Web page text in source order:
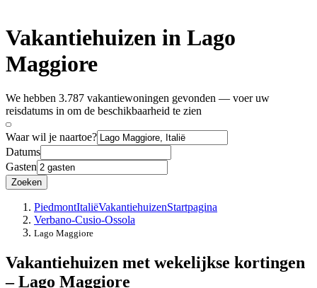
Vakantiehuizen in Lago
Maggiore
We hebben 3.787 vakantiewoningen gevonden — voer uw
reisdatums in om de beschikbaarheid te zien
Waar wil je naartoe?
Datums
Gasten
Zoeken
PiedmontItaliëVakantiehuizenStartpagina
Verbano-Cusio-Ossola
Lago Maggiore
Vakantiehuizen met wekelijkse kortingen
– Lago Maggiore